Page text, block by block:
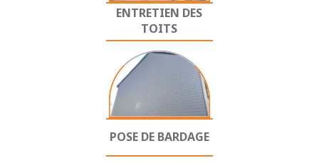
ENTRETIEN DES
TOITS
POSE DE BARDAGE